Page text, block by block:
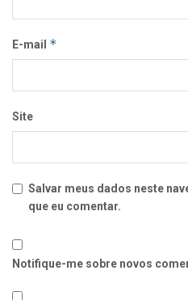
E-mail *
Site
Salvar meus dados neste
que eu comentar.
Notifique-me sobre novos